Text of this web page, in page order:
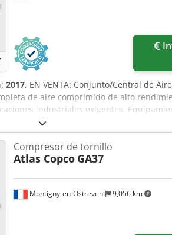
2017, EN VENTA: Conjunto/Central de
de aire comprimido de alto
industriales exigentes.
DEL EQUIPO (3 EQUIPOS
— KAESER CSDX 165 SFC Marca/
Potencia nominal: 90,0 kW Presión de
artículo: 3111 / CSDX.4 Características
gestión optimizada del consumo de
— KAESER TF 280 Marca/
16,0 bar Dedezqtdzjpfx Ap Heck
A) Refrigerante: R-134a (2,60 kg) N.º de
velocidad fija — KAESER CSD 102 T
Montigny-en-Ostrevent 9,056 km
Compresor de tornillo
Atlas Copco GA37